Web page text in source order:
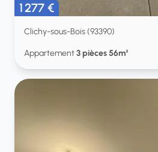
1 277 €
Clichy-sous-Bois (93390)
Appartement3 pièces 56m²